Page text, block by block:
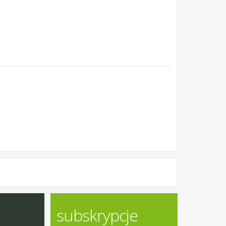
subskrypcje